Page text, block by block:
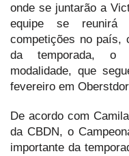
onde se juntarão a
equipe se reunirá
competições no país,
da temporada, o
modalidade, que
fevereiro em
De acordo com
da CBDN, o
importante da